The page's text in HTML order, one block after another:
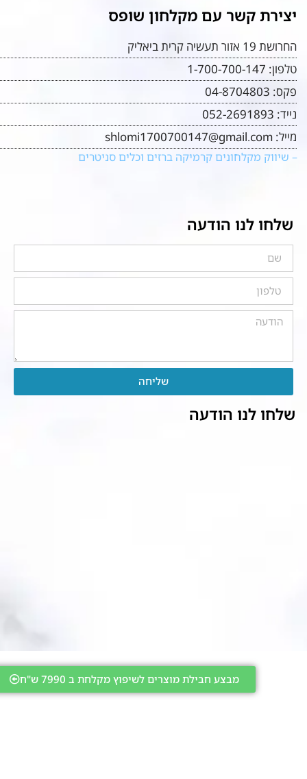
מבצע חבילת מוצרים לשיפוץ מקלחת ב 7990 ש"ח
יצירת קשר עם מקלחון שופס
החרושת 19 אזור תעשיה קרית ביאליק
טלפון: 1-700-700-147
פקס: 04-8704803
נייד: 052-2691893
מייל: shlomi1700700147@gmail.com
– שיווק מקלחונים קרמיקה ברזים וכלים סניטרים
שלחו לנו הודעה
שליחה
שלחו לנו הודעה